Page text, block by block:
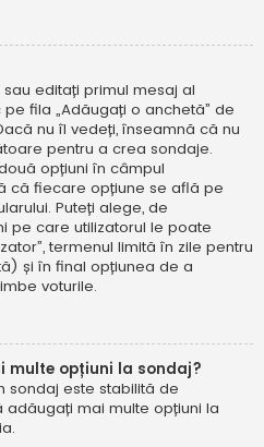
editați primul mesaj al
fila „Adăugați o anchetă” de
nu îl vedeți, înseamnă că nu
pentru a crea sondaje.
opțiuni în câmpul
că fiecare opțiune se află pe
Puteți alege, de
pe care utilizatorul le poate
termenul limită în zile pentru
și în final opțiunea de a
voturile.
multe opțiuni la sondaj?
sondaj este stabilită de
adăugați mai multe opțiuni la